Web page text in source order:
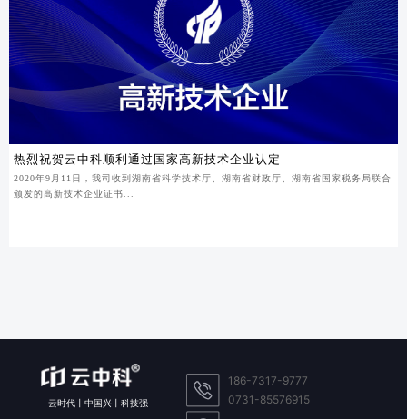
热烈祝贺云中科顺利通过国家高新技术企业认定
2020年9月11日，我司收到湖南省科学技术厅、湖南省财政厅、湖南省国家税务局联合
颁发的高新技术企业证书...
云时代丨中国兴丨科技强
186-7317-9777
0731-85576915